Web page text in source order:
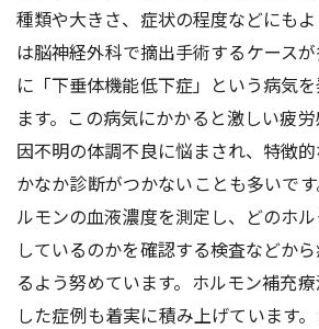
種類や大きさ、症状の程度などにも
は脳神経外科で摘出手術するケース
に「下垂体機能低下症」という病気
ます。この病気にかかると激しい疲
因不明の体調不良に悩まされ、特徴
かなか診断がつかないことも多いで
ルモンの血液濃度を測定し、どのホ
しているのかを確認する検査などか
るよう努めています。ホルモン補充
した症例も着実に積み上げています